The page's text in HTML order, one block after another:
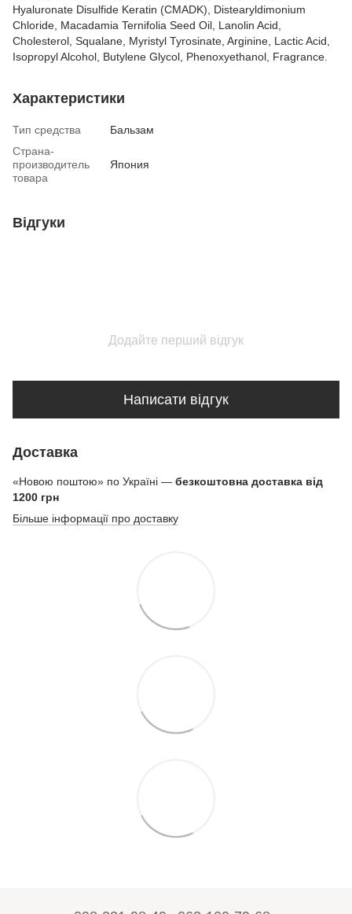
Hyaluronate Disulfide Keratin (CMADK), Distearyldimonium
Chloride, Macadamia Ternifolia Seed Oil, Lanolin Acid,
Cholesterol, Squalane, Myristyl Tyrosinate, Arginine, Lactic Acid,
Isopropyl Alcohol, Butylene Glycol, Phenoxyethanol, Fragrance.
Характеристики
Тип средства
Бальзам
Страна-
производитель
товара
Япония
Відгуки
Додайте перший відгук
Написати відгук
Доставка
«Новою поштою» по Україні — безкоштовна доставка від
1200 грн
Більше інформації про доставку